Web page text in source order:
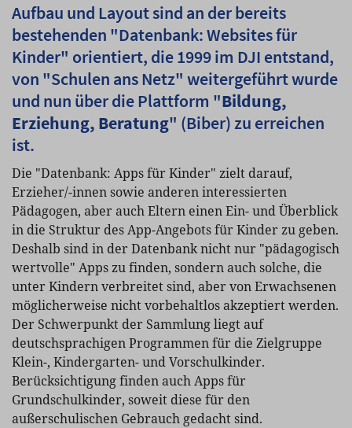
Aufbau und Layout sind an der bereits
bestehenden "Datenbank: Websites für
Kinder" orientiert, die 1999 im DJI entstand,
von "Schulen ans Netz" weitergeführt wurde
und nun über die Plattform "Bildung,
Erziehung, Beratung" (Biber) zu erreichen
ist.
Die "Datenbank: Apps für Kinder" zielt darauf,
Erzieher/-innen sowie anderen interessierten
Pädagogen, aber auch Eltern einen Ein- und Überblick
in die Struktur des App-Angebots für Kinder zu geben.
Deshalb sind in der Datenbank nicht nur "pädagogisch
wertvolle" Apps zu finden, sondern auch solche, die
unter Kindern verbreitet sind, aber von Erwachsenen
möglicherweise nicht vorbehaltlos akzeptiert werden.
Der Schwerpunkt der Sammlung liegt auf
deutschsprachigen Programmen für die Zielgruppe
Klein-, Kindergarten- und Vorschulkinder.
Berücksichtigung finden auch Apps für
Grundschulkinder, soweit diese für den
außerschulischen Gebrauch gedacht sind.